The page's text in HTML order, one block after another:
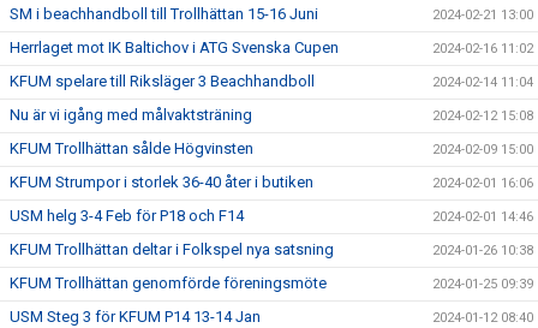
SM i beachhandboll till Trollhättan 15-16 Juni 2024-02-21 13:00
Herrlaget mot IK Baltichov i ATG Svenska Cupen 2024-02-16 11:02
KFUM spelare till Riksläger 3 Beachhandboll 2024-02-14 11:04
Nu är vi igång med målvaktsträning 2024-02-12 15:08
KFUM Trollhättan sålde Högvinsten 2024-02-09 15:00
KFUM Strumpor i storlek 36-40 åter i butiken 2024-02-01 16:06
USM helg 3-4 Feb för P18 och F14 2024-02-01 14:46
KFUM Trollhättan deltar i Folkspel nya satsning 2024-01-26 10:38
KFUM Trollhättan genomförde föreningsmöte 2024-01-25 09:39
USM Steg 3 för KFUM P14 13-14 Jan 2024-01-12 08:40